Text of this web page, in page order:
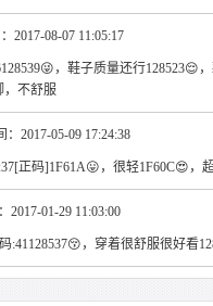
2017-08-07 11:05:17
，鞋子质量还行128523😌
，不舒服
2017-05-09 17:24:38
正码]1F61A😛，很轻1F60C😍，
01-29 11:03:00
:41128537😚，穿着很舒服很好看